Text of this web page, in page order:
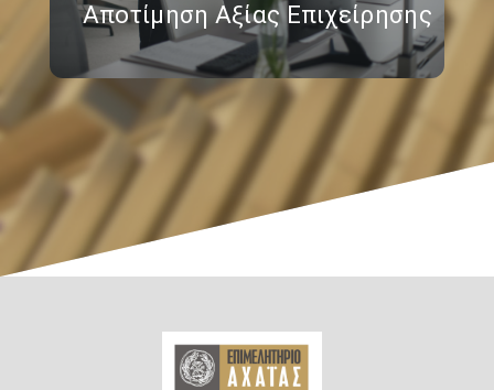
Αποτίμηση Αξίας Επιχείρησης